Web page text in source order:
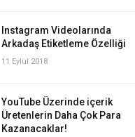
Instagram Videolarında
Arkadaş Etiketleme Özelliği
11 Eylül 2018
YouTube Üzerinde içerik
Üretenlerin Daha Çok Para
Kazanacaklar!